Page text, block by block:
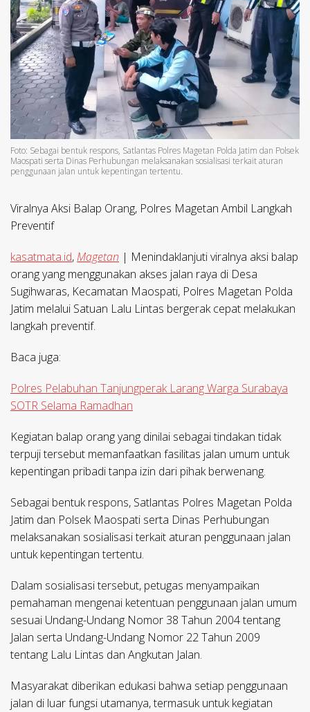
Foto: Sebagai bentuk respons, Satlantas Polres Magetan Polda Jatim dan Polsek
Maospati serta Dinas Perhubungan melaksanakan sosialisasi terkait aturan
penggunaan jalan untuk kepentingan tertentu.
Viralnya Aksi Balap Orang, Polres Magetan Ambil Langkah
Preventif
kasatmata.id,Magetan | Menindaklanjuti viralnya aksi balap
orang yang menggunakan akses jalan raya di Desa
Sugihwaras, Kecamatan Maospati, Polres Magetan Polda
Jatim melalui Satuan Lalu Lintas bergerak cepat melakukan
langkah preventif.
Baca juga:
Polres Pelabuhan Tanjungperak Larang Warga Surabaya
SOTR Selama Ramadhan
Kegiatan balap orang yang dinilai sebagai tindakan tidak
terpuji tersebut memanfaatkan fasilitas jalan umum untuk
kepentingan pribadi tanpa izin dari pihak berwenang.
Sebagai bentuk respons, Satlantas Polres Magetan Polda
Jatim dan Polsek Maospati serta Dinas Perhubungan
melaksanakan sosialisasi terkait aturan penggunaan jalan
untuk kepentingan tertentu.
Dalam sosialisasi tersebut, petugas menyampaikan
pemahaman mengenai ketentuan penggunaan jalan umum
sesuai Undang-Undang Nomor 38 Tahun 2004 tentang
Jalan serta Undang-Undang Nomor 22 Tahun 2009
tentang Lalu Lintas dan Angkutan Jalan.
Masyarakat diberikan edukasi bahwa setiap penggunaan
jalan di luar fungsi utamanya, termasuk untuk kegiatan